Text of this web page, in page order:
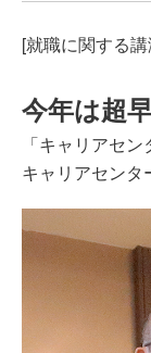
[就職に関する
今年は超
「キャリアセ
キャリアセン